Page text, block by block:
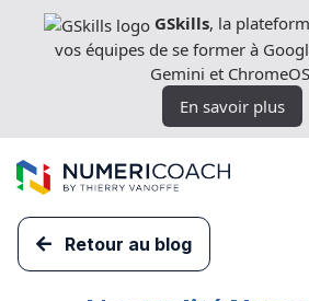
directement
Retour au blog
GSkills, la
vos équipes de se former à
Gemini et
En savoir plus